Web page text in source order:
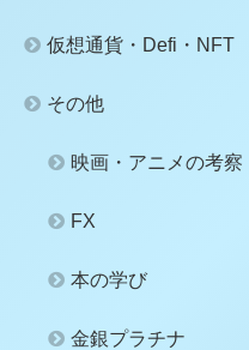
仮想通貨・Defi・NFT
その他
映画・アニメの考察
FX
本の学び
金銀プラチナ